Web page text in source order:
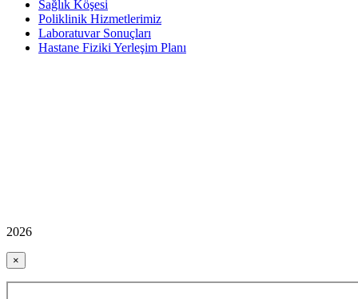
Sağlık Köşesi
Poliklinik Hizmetlerimiz
Laboratuvar Sonuçları
Hastane Fiziki Yerleşim Planı
2026
×